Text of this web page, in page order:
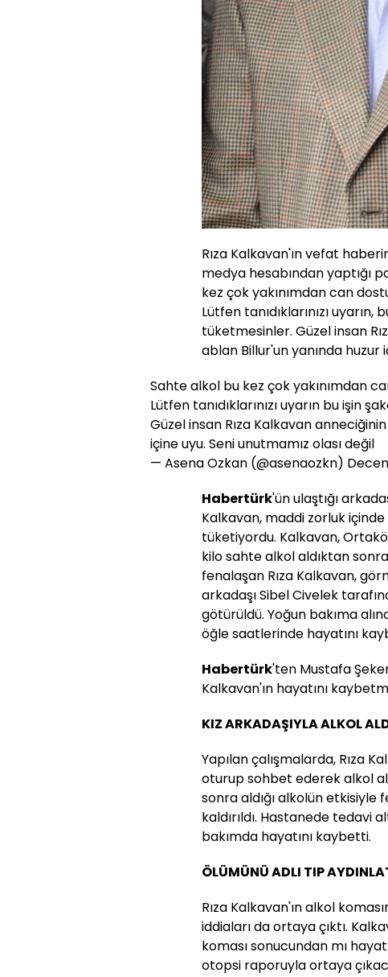
Rıza Kalkavan'ın vefat
medya hesabından yaptığı
kez çok yakınımdan can
Lütfen tanıdıklarınızı
tüketmesinler. Güzel insan
ablan Billur'un yanında huzur
Sahte alkol bu kez çok yakınımdan
Lütfen tanıdıklarınızı uyarın bu işin
Güzel insan Rıza Kalkavan
içine uyu. Seni unutmamız olası değil
— Asena Ozkan (@asenaozkn)
Habertürk'ün ulaştığı
Kalkavan, maddi zorluk
tüketiyordu. Kalkavan,
kilo sahte alkol aldıktan
fenalaşan Rıza Kalkavan,
arkadaşı Sibel Civelek
götürüldü. Yoğun bakıma
öğle saatlerinde hayatını
Habertürk'ten Mustafa
Kalkavan'ın hayatını
KIZ ARKADAŞIYLA ALKOL
Yapılan çalışmalarda, Rıza
oturup sohbet ederek alkol
sonra aldığı alkolün
kaldırıldı. Hastanede tedavi
bakımda hayatını kaybetti.
ÖLÜMÜNÜ ADLI TIP
Rıza Kalkavan'ın alkol
iddiaları da ortaya çıktı.
koması sonucundan mı
otopsi raporuyla ortaya